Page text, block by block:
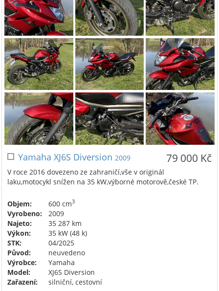
79 000 Kč
Yamaha XJ6S Diversion 2009
V roce 2016 dovezeno ze zahraničí,vše v originál
laku,motocykl snížen na 35 kW,výborné motorově,české TP.
Objem: 600 cm3
Vyrobeno:
2009
Najeto:
35 287 km
Výkon:
35 kW (48 k)
STK:
04/2025
Původ:
neuvedeno
Výrobce:
Yamaha
Model:
XJ6S Diversion
Zařazení:
silniční, cestovní